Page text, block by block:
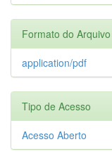
Formato do Arquivo
application/pdf
Tipo de Acesso
Acesso Aberto